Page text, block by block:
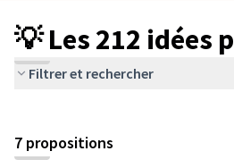
💡 Les 212 idées
Filtrer et rechercher
7 propositions